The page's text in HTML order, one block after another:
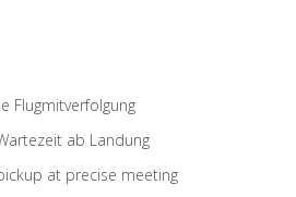
Flugmitverfolgung
ab Landung
at precise meeting